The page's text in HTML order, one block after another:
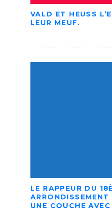
VALD ET HEUSS
LEUR MEUF.
LE RAPPEUR DU
ARRONDISSEMENT
UNE COUCHE